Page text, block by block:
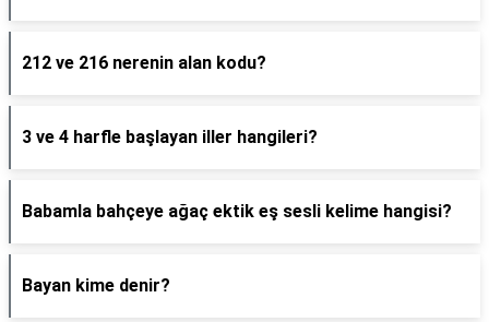
212 ve 216 nerenin alan kodu?
3 ve 4 harfle başlayan iller hangileri?
Babamla bahçeye ağaç ektik eş sesli kelime hangisi?
Bayan kime denir?